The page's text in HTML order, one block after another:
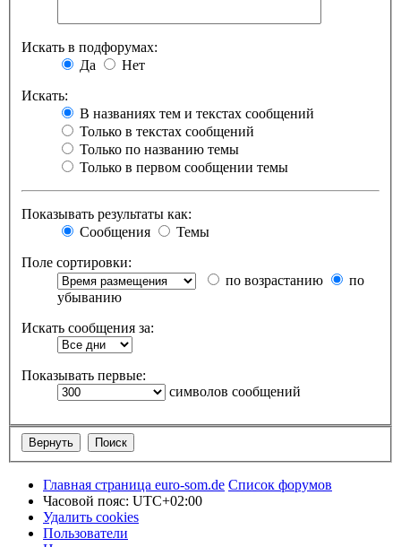
Искать в подфорумах:
Да
Нет
Искать:
В названиях тем и текстах сообщений
Только в текстах сообщений
Только по названию темы
Только в первом сообщении темы
Показывать результаты как:
Сообщения
Темы
Поле сортировки:
по возрастанию
по
убыванию
Искать сообщения за:
Показывать первые:
символов сообщений
Главная страница euro-som.de Список форумов
Часовой пояс: UTC+02:00
Удалить cookies
Пользователи